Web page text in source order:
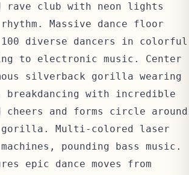
rave club with neon lights
Massive dance floor
100 diverse dancers in colorful
to electronic music. Center
silverback gorilla wearing
breakdancing with incredible
and forms circle around
gorilla. Multi-colored laser
pounding bass music.
epic dance moves from